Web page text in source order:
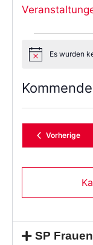
NoticeEs wurden
Kommende
das
DatumVorherige
SP Frauen